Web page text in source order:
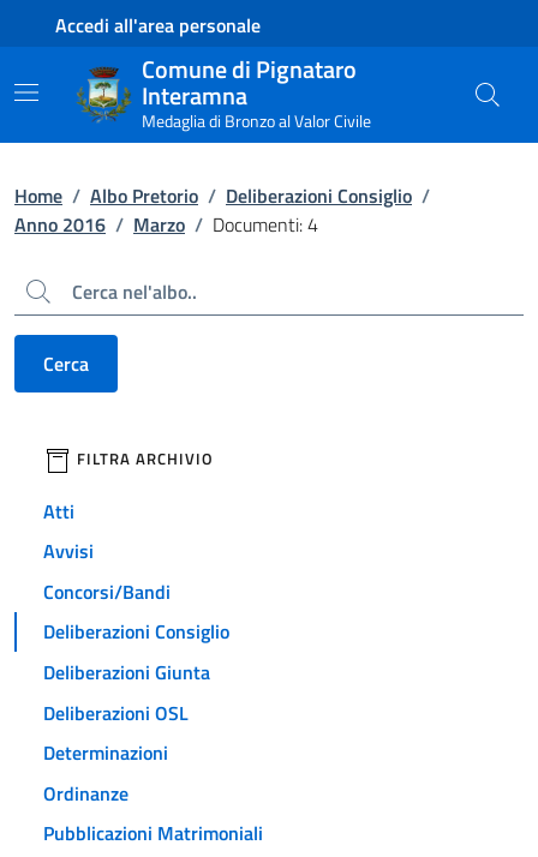
Contenuto principale
Piede di paginaAccedi all'area personale
Comune di Pignataro
Interamna
Medaglia di Bronzo al Valor Civile
Home / Albo Pretorio / Deliberazioni Consiglio /
Anno 2016 / Marzo / Documenti: 4
Cerca
Cerca
filtri da applicare
FILTRA ARCHIVIO
Atti
Avvisi
Concorsi/Bandi
Deliberazioni Consiglio
Deliberazioni Giunta
Deliberazioni OSL
Determinazioni
Ordinanze
Pubblicazioni Matrimoniali